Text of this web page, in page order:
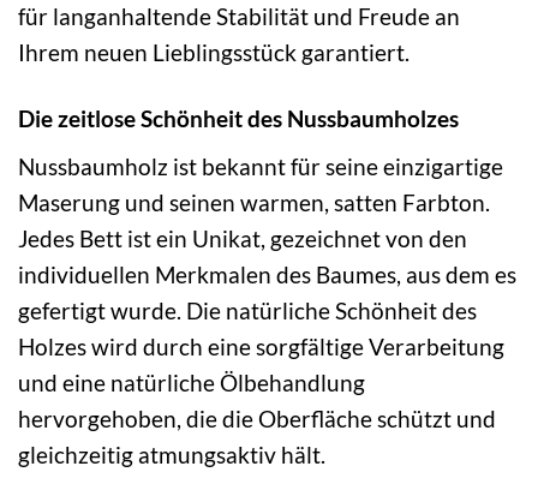
für langanhaltende Stabilität und Freude an
Ihrem neuen Lieblingsstück garantiert.
Die zeitlose Schönheit des Nussbaumholzes
Nussbaumholz ist bekannt für seine einzigartige
Maserung und seinen warmen, satten Farbton.
Jedes Bett ist ein Unikat, gezeichnet von den
individuellen Merkmalen des Baumes, aus dem es
gefertigt wurde. Die natürliche Schönheit des
Holzes wird durch eine sorgfältige Verarbeitung
und eine natürliche Ölbehandlung
hervorgehoben, die die Oberfläche schützt und
gleichzeitig atmungsaktiv hält.